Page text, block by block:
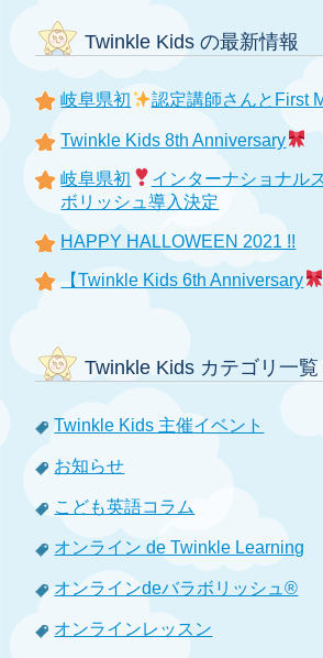
Twinkle Kids の最新情報
岐阜県初 認定講師さんとFirst
Twinkle Kids 8th Anniversary
岐阜県初
インターナショナル
ボリッシュ導入決定
HAPPY HALLOWEEN 2021 !!
【Twinkle Kids 6th Anniversary
Twinkle Kids カテゴリ一覧
Twinkle Kids 主催イベント
お知らせ
こども英語コラム
オンライン de Twinkle Learning
オンラインdeバラボリッシュ®
オンラインレッスン